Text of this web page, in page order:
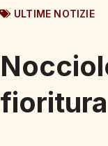
ULTIME NOTIZIE